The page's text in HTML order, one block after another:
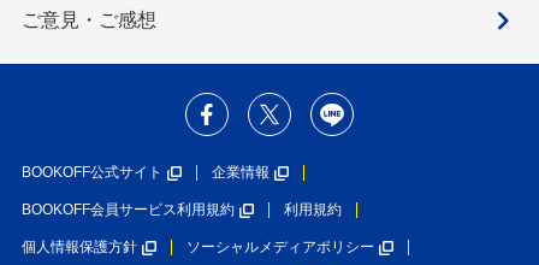
ご意見・ご感想
BOOKOFF公式サイト 企業情報
BOOKOFF会員サービス利用規約 利用規約
個人情報保護方針 ソーシャルメディアポリシー